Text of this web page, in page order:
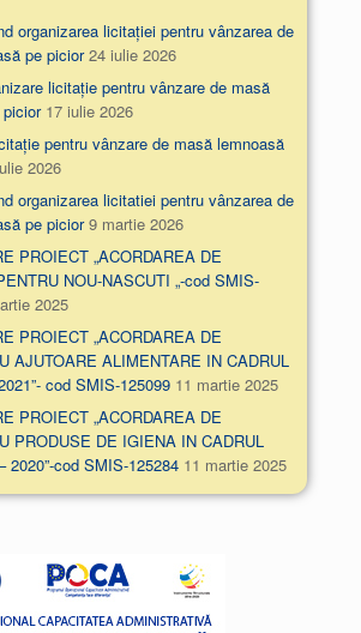
organizarea licitației pentru vânzarea de
pe picior 24 iulie 2026
licitație pentru vânzare de masă
17 iulie 2026
pentru vânzare de masă lemnoasă
2026
organizarea licitatiei pentru vânzarea de
pe picior 9 martie 2026
PROIECT „ACORDAREA DE
NOU-NASCUTI „-cod SMIS-
2025
PROIECT „ACORDAREA DE
AJUTOARE ALIMENTARE IN CADRUL
cod SMIS-125099 11 martie 2025
PROIECT „ACORDAREA DE
PRODUSE DE IGIENA IN CADRUL
2020”-cod SMIS-125284 11 martie 2025